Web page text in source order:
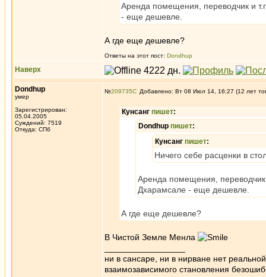
Аренда помещения, переводчик и
- еще дешевле.
А где еще дешевле?
Ответы на этот пост: Dondhup
Наверх
Dondhup
умер
Зарегистрирован:
05.04.2005
Суждений: 7519
Откуда: СПб
№209735 Добавлено: Вт 08 Июл 14, 16:27 (12 лет
Кунсанг пишет:
Dondhup пишет:
Кунсанг пишет:
Ничего себе расценки в
Аренда помещения,
Дхарамсале - еще дешевле.
А где еще дешевле?
В Чистой Земле Менла
ни в сансаре, ни в нирване нет
взаимозависимого становления